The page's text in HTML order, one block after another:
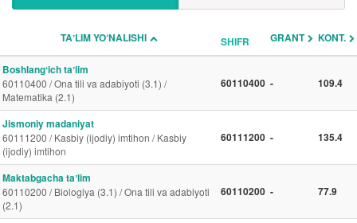
TAʼLIM YO‘NALISHI SHIFR GRANT KONT.
Boshlangʻich taʼlim
60110400 / Ona tili va adabiyoti (3.1) /
Matematika (2.1)
60110400 - 109.4
Jismoniy madaniyat
60111200 / Kasbiy (ijodiy) imtihon / Kasbiy
(ijodiy) imtihon
60111200 - 135.4
Maktabgacha taʼlim
60110200 / Biologiya (3.1) / Ona tili va adabiyoti
(2.1)
60110200 - 77.9